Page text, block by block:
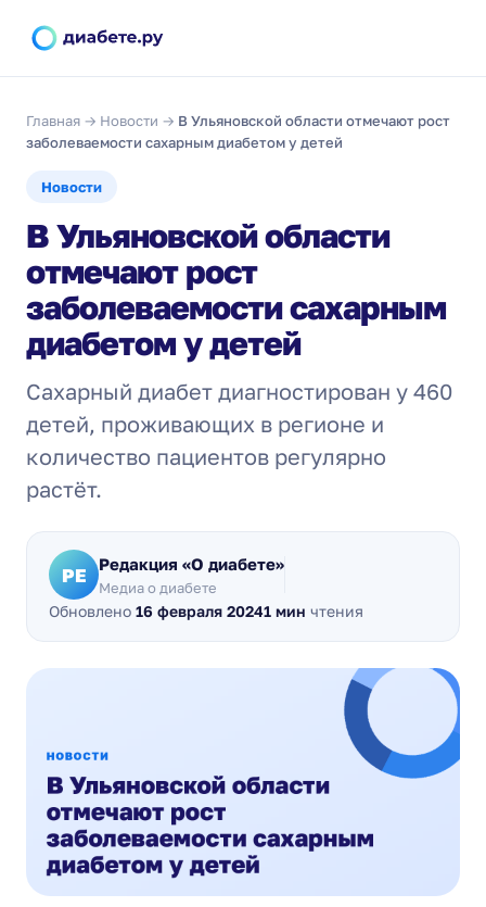
Главная → Новости → В Ульяновской области отмечают рост
заболеваемости сахарным диабетом у детей
Новости
В Ульяновской области
отмечают рост
заболеваемости сахарным
диабетом у детей
Сахарный диабет диагностирован у 460
детей, проживающих в регионе и
количество пациентов регулярно
растёт.
РЕ Редакция «О диабете»
Медиа о диабете
Обновлено 16 февраля 20241 мин чтения